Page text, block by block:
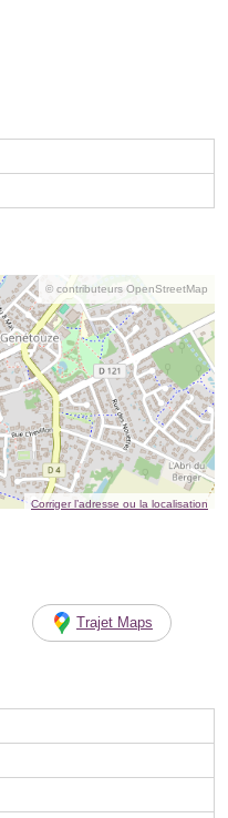
© contributeurs OpenStreetMap
Corriger l’adresse ou la localisation
Trajet Maps